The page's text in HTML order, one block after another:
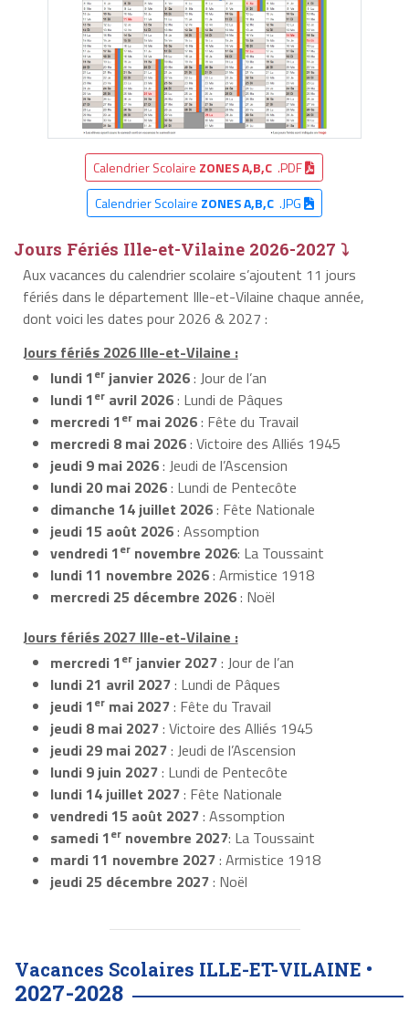
Calendrier Scolaire ZONES A,B,C .PDF
Calendrier Scolaire ZONES A,B,C.JPG
Jours Fériés Ille-et-Vilaine 2026-2027 ⤵
Aux vacances du calendrier scolaire s’ajoutent 11 jours
fériés dans le département Ille-et-Vilaine chaque année,
dont voici les dates pour 2026 & 2027 :
Jours fériés 2026 Ille-et-Vilaine :
lundi 1er janvier 2026: Jour de l’an
lundi 1er avril 2026: Lundi de Pâques
mercredi 1er mai 2026: Fête du Travail
mercredi 8 mai 2026: Victoire des Alliés 1945
jeudi 9 mai 2026: Jeudi de l’Ascension
lundi 20 mai 2026: Lundi de Pentecôte
dimanche 14 juillet 2026: Fête Nationale
jeudi 15 août 2026: Assomption
vendredi 1er novembre 2026: La Toussaint
lundi 11 novembre 2026: Armistice 1918
mercredi 25 décembre 2026: Noël
Jours fériés 2027 Ille-et-Vilaine :
mercredi 1er janvier 2027: Jour de l’an
lundi 21 avril 2027: Lundi de Pâques
jeudi 1er mai 2027: Fête du Travail
jeudi 8 mai 2027: Victoire des Alliés 1945
jeudi 29 mai 2027: Jeudi de l’Ascension
lundi 9 juin 2027: Lundi de Pentecôte
lundi 14 juillet 2027: Fête Nationale
vendredi 15 août 2027: Assomption
samedi 1er novembre 2027: La Toussaint
mardi 11 novembre 2027: Armistice 1918
jeudi 25 décembre 2027: Noël
Vacances Scolaires ILLE-ET-VILAINE •
2027-2028